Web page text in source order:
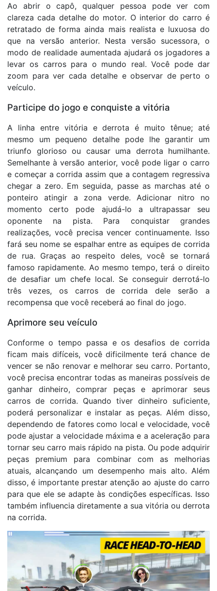
Ao abrir o capô, qualquer pessoa pode ver com
clareza cada detalhe do motor. O interior do carro é
retratado de forma ainda mais realista e luxuosa do
que na versão anterior. Nesta versão sucessora, o
modo de realidade aumentada ajudará os jogadores a
levar os carros para o mundo real. Você pode dar
zoom para ver cada detalhe e observar de perto o
veículo.
Participe do jogo e conquiste a vitória
A linha entre vitória e derrota é muito tênue; até
mesmo um pequeno detalhe pode lhe garantir um
triunfo glorioso ou causar uma derrota humilhante.
Semelhante à versão anterior, você pode ligar o carro
e começar a corrida assim que a contagem regressiva
chegar a zero. Em seguida, passe as marchas até o
ponteiro atingir a zona verde. Adicionar nitro no
momento certo pode ajudá-lo a ultrapassar seu
oponente na pista. Para conquistar grandes
realizações, você precisa vencer continuamente. Isso
fará seu nome se espalhar entre as equipes de corrida
de rua. Graças ao respeito deles, você se tornará
famoso rapidamente. Ao mesmo tempo, terá o direito
de desafiar um chefe local. Se conseguir derrotá-lo
três vezes, os carros de corrida dele serão a
recompensa que você receberá ao final do jogo.
Aprimore seu veículo
Conforme o tempo passa e os desafios de corrida
ficam mais difíceis, você dificilmente terá chance de
vencer se não renovar e melhorar seu carro. Portanto,
você precisa encontrar todas as maneiras possíveis de
ganhar dinheiro, comprar peças e aprimorar seus
carros de corrida. Quando tiver dinheiro suficiente,
poderá personalizar e instalar as peças. Além disso,
dependendo de fatores como local e velocidade, você
pode ajustar a velocidade máxima e a aceleração para
tornar seu carro mais rápido na pista. Ou pode adquirir
peças premium para combinar com as melhorias
atuais, alcançando um desempenho mais alto. Além
disso, é importante prestar atenção ao ajuste do carro
para que ele se adapte às condições específicas. Isso
também influencia diretamente a sua vitória ou derrota
na corrida.